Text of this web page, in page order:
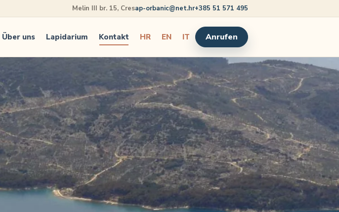
Melin III br. 15, Cresap-orbanic@net.hr+385 51 571 495
Über uns Lapidarium Kontakt HR EN IT Anrufen